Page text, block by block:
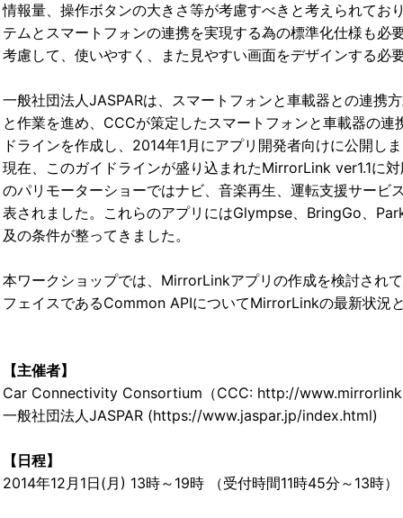
情報量、操作ボタンの大きさ等が考慮すべきと考えられて
テムとスマートフォンの連携を実現する為の標準化仕様も
考慮して、使いやすく、また見やすい画面をデザインする必
一般社団法人JASPARは、スマートフォンと車載器との連
と作業を進め、CCCが策定したスマートフォンと車載器の
ドラインを作成し、2014年1月にアプリ開発者向けに公開し
現在、このガイドラインが盛り込まれたMirrorLink ver1.1に
のパリモーターショーではナビ、音楽再生、運転支援サー
表されました。これらのアプリにはGlympse、BringGo、
及の条件が整ってきました。
本ワークショップでは、MirrorLinkアプリの作成を検討され
フェイスであるCommon APIについてMirrorLinkの最新状況
【主催者】
Car Connectivity Consortium（CCC: http://
一般社団法人JASPAR (https://www.jaspar.jp/index.html)
【日程】
2014年12月1日(月) 13時～19時 （受付時間11時45分～13時）